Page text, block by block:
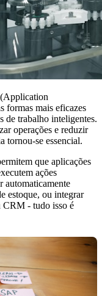
(Application
formas mais eficazes
de trabalho inteligentes.
operações e reduzir
tornou-se essencial.
que aplicações
ações
automaticamente
estoque, ou integrar
CRM - tudo isso é